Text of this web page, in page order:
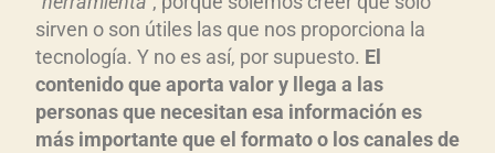
sirven o son útiles las que nos proporciona la
tecnología. Y no es así, por supuesto. El
contenido que aporta valor y llega a las
personas que necesitan esa información es
más importante que el formato o los canales de